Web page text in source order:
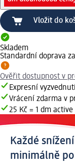
Vložit do
Skladem
Standardní doprava
Ověřit dostupnost v
Expresní
Vrácení zdarma v
25 Kč = 1 dm
Každé
minimálně